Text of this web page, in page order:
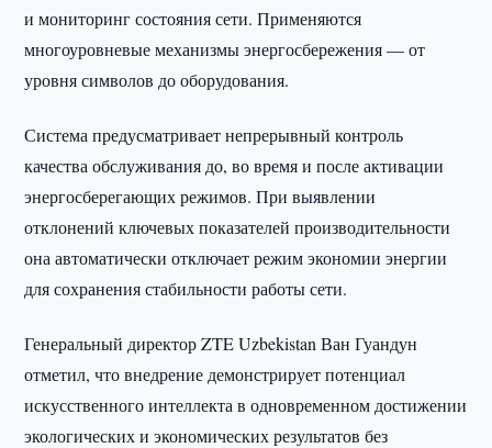
и мониторинг состояния сети. Применяются
многоуровневые механизмы энергосбережения — от
уровня символов до оборудования.
Система предусматривает непрерывный контроль
качества обслуживания до, во время и после активации
энергосберегающих режимов. При выявлении
отклонений ключевых показателей производительности
она автоматически отключает режим экономии энергии
для сохранения стабильности работы сети.
Генеральный директор ZTE Uzbekistan Ван Гуандун
отметил, что внедрение демонстрирует потенциал
искусственного интеллекта в одновременном достижении
экологических и экономических результатов без